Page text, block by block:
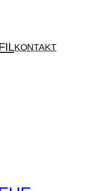
KONTAKT